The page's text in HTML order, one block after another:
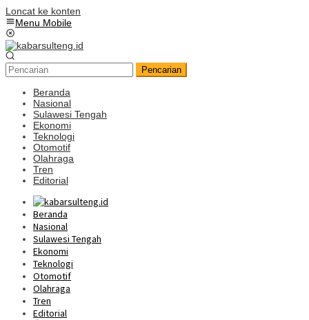
Loncat ke konten
Menu Mobile
Pencarian
Beranda
Nasional
Sulawesi Tengah
Ekonomi
Teknologi
Otomotif
Olahraga
Tren
Editorial
Beranda
Nasional
Sulawesi Tengah
Ekonomi
Teknologi
Otomotif
Olahraga
Tren
Editorial